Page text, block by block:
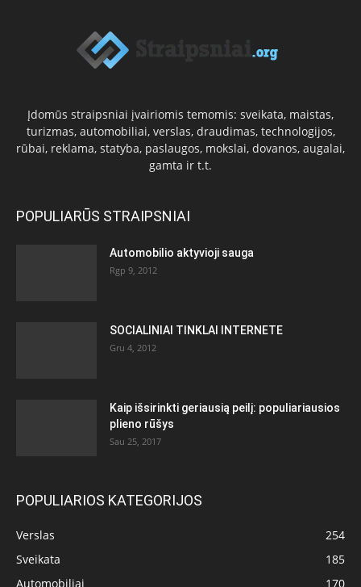
Įdomūs straipsniai įvairiomis temomis: sveikata, maistas,
turizmas, automobiliai, verslas, draudimas, technologijos,
rūbai, reklama, statyba, paslaugos, mokslai, dovanos, augalai,
gamta ir t.t.
POPULIARŪS STRAIPSNIAI
Automobilio aktyvioji sauga
Rgp 9, 2012
SOCIALINIAI TINKLAI INTERNETE
Gru 4, 2012
Kaip išsirinkti geriausią peilį: populiariausios
plieno rūšys
Sau 25, 2017
POPULIARIOS KATEGORIJOS
Verslas
254
Sveikata
185
Automobiliai
170